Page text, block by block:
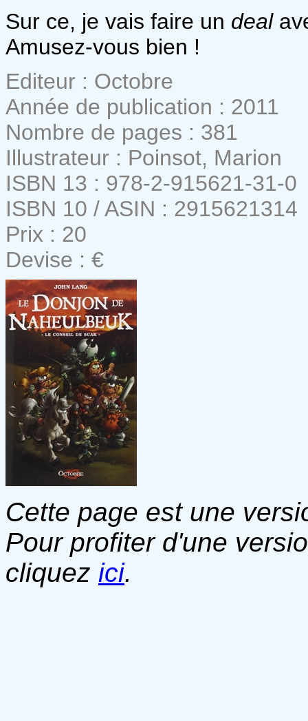
Sur ce, je vais faire un deal
Amusez-vous bien !
Editeur : Octobre
Année de publication : 2011
Nombre de pages : 381
Illustrateur : Poinsot, Marion
ISBN 13 : 978-2-915621-31-0
ISBN 10 / ASIN : 2915621314
Prix : 20
Devise : €
Cette page est une
Pour profiter d'une
cliquez ici.